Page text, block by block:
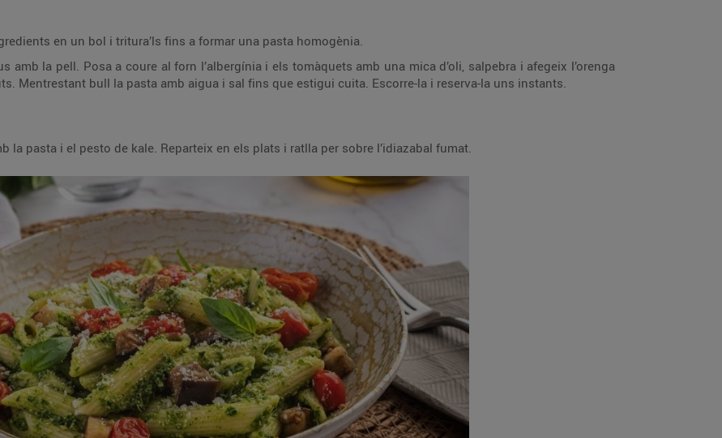
en un bol i tritura’ls fins a formar una pasta homogènia.
amb la pell. Posa a coure al forn l’albergínia i els tomàquets amb una mica d’oli, salpebra i afegeix l’orenga
Mentrestant bull la pasta amb aigua i sal fins que estigui cuita. Escorre-la i reserva-la uns instants.
la pasta i el pesto de kale. Reparteix en els plats i ratlla per sobre l’idiazabal fumat.